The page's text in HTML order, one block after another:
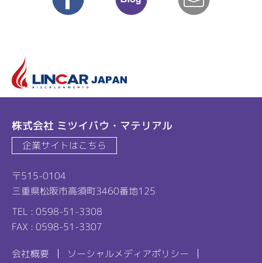
株式会社 ミツイバウ・マテリアル
企業サイトはこちら
〒515-0104
三重県松阪市高須町3460番地125
TEL : 0598-51-3308
FAX : 0598-51-3307
会社概要 ソーシャルメディアポリシー